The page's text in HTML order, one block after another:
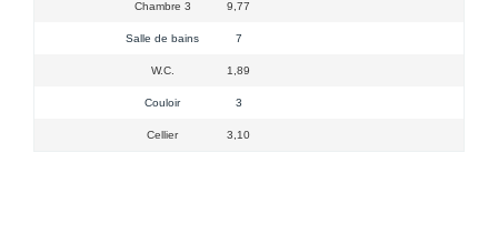
Chambre 3 9,77
Salle de bains 7
W.C. 1,89
Couloir 3
Cellier 3,10